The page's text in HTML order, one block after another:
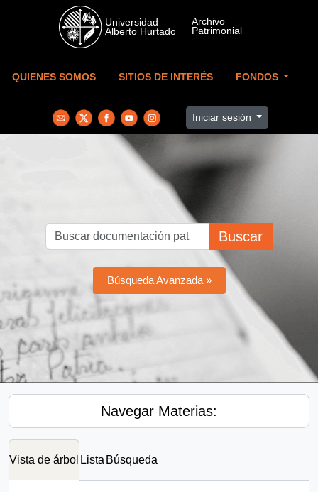
Skip to main content
QUIENES SOMOS SITIOS DE INTERÉS FONDOS
Iniciar sesión
Buscar
Búsqueda Avanzada »
Navegar Materias:
Vista de árbol Lista Búsqueda